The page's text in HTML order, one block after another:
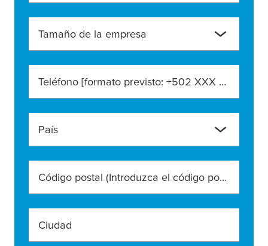
Tamaño de la empresa
Teléfono [formato previsto: +502 XXX XXX XXXX]
País
Código postal (Introduzca el código postal exacto)
Ciudad